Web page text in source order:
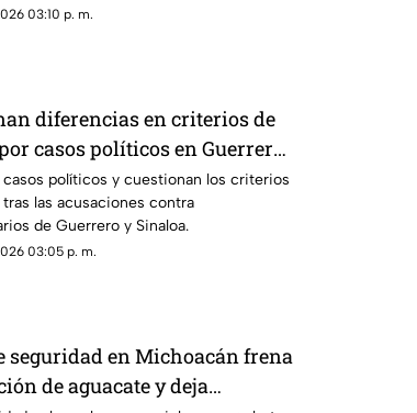
encendiendo las alertas entre la
03:10 p. m.
diferencias en criterios de
casos políticos en Guerrero
políticos y cuestionan los criterios
las acusaciones contra
de Guerrero y Sinaloa.
03:05 p. m.
seguridad en Michoacán frena
de aguacate y deja